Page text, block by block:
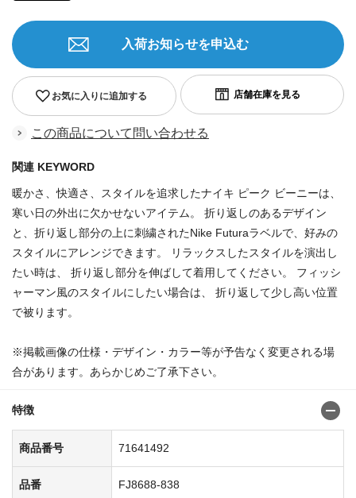
お気に入りに追加する
入荷お知らせを申込む
この商品について問い合わせる
関連 KEYWORD
暖かさ、快適さ、スタイルを追求したナイキ ピーク ビーニーは、
寒い日の外出に欠かせないアイテム。 折り返しのあるデザイン
と、折り返し部分の上に刺繍されたNike Futuraラベルで、好みの
スタイルにアレンジできます。 リラックスしたスタイルを演出し
たい時は、 折り返し部分を伸ばして着用してください。 フィッシ
ャーマン風のスタイルにしたい場合は、 折り返して少し高い位置
で被ります。
※掲載画像の仕様・デザイン・カラー等が予告なく変更される場
合があります。あらかじめご了承下さい。
特徴
商品番号 71641492
品番 FJ8688-838